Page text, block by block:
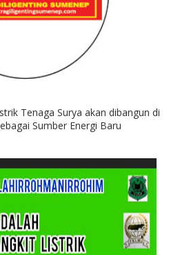
Tenaga Surya akan dibangun di
Sumber Energi Baru